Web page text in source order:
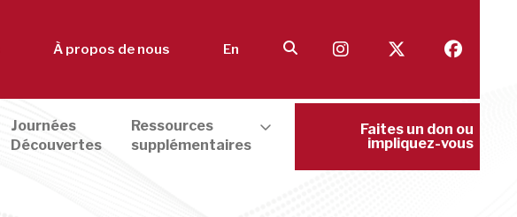
À propos de nous En
Journées
Découvertes
Ressources
supplémentaires
Faites un don ou
impliquez-vous